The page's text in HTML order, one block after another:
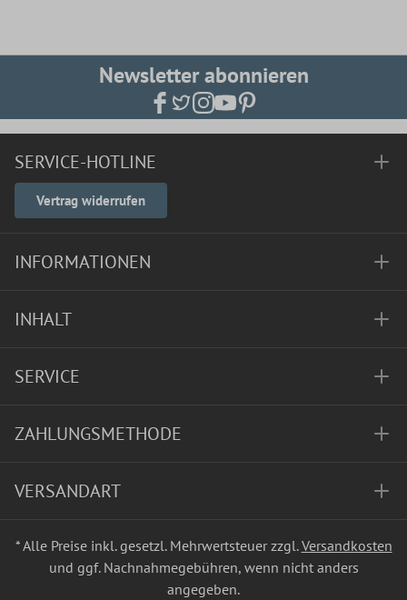
Newsletter abonnieren
SERVICE-HOTLINE
Vertrag widerrufen
INFORMATIONEN
INHALT
SERVICE
ZAHLUNGSMETHODE
VERSANDART
* Alle Preise inkl. gesetzl. Mehrwertsteuer zzgl.Versandkosten
und ggf. Nachnahmegebühren, wenn nicht anders
angegeben.